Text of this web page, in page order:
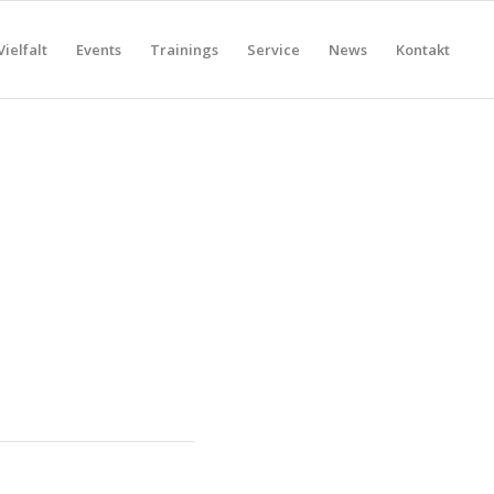
Events Trainings Service News Kontakt